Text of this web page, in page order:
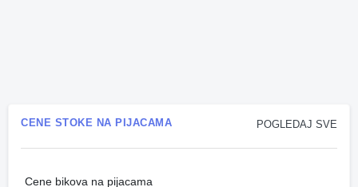
POGLEDAJ SVE
CENE STOKE NA PIJACAMA
Cene bikova na pijacama